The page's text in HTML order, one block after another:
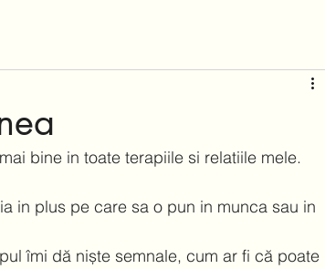
bine in toate terapiile si relatiile mele.
in plus pe care sa o pun in munca sau in
îmi dă niște semnale, cum ar fi că poate